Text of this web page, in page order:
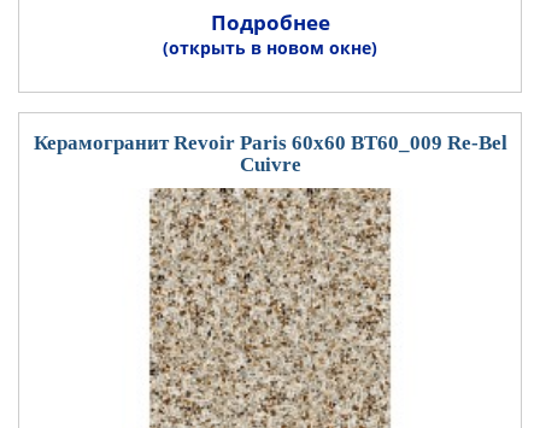
Подробнее
(открыть в новом окне)
Керамогранит Revoir Paris 60x60 BT60_009 Re-Bel
Cuivre